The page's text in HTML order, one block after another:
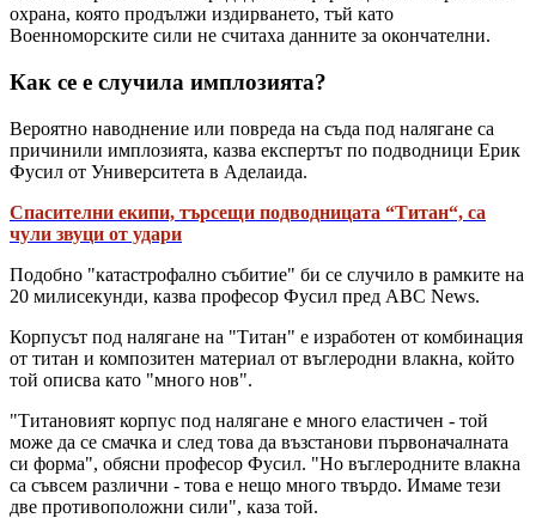
охрана, която продължи издирването, тъй като
Военноморските сили не считаха данните за окончателни.
Как се е случила имплозията?
Вероятно наводнение или повреда на съда под налягане са
причинили имплозията, казва експертът по подводници Ерик
Фусил от Университета в Аделаида.
Спасителни екипи, търсещи подводницата “Титан“, са
чули звуци от удари
Подобно "катастрофално събитие" би се случило в рамките на
20 милисекунди, казва професор Фусил пред ABC News.
Корпусът под налягане на "Титан" е изработен от комбинация
от титан и композитен материал от въглеродни влакна, който
той описва като "много нов".
"Титановият корпус под налягане е много еластичен - той
може да се смачка и след това да възстанови първоначалната
си форма", обясни професор Фусил. "Но въглеродните влакна
са съвсем различни - това е нещо много твърдо. Имаме тези
две противоположни сили", каза той.